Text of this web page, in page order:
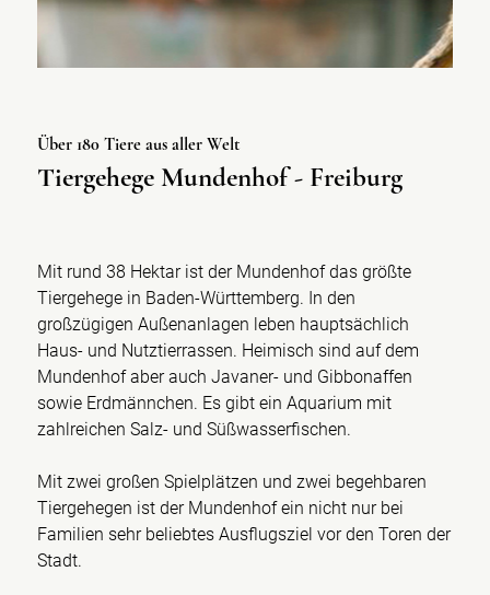
Über 180 Tiere aus aller Welt
Tiergehege Mundenhof - Freiburg
Mit rund 38 Hektar ist der Mundenhof das größte
Tiergehege in Baden-Württemberg. In den
großzügigen Außenanlagen leben hauptsächlich
Haus- und Nutztierrassen. Heimisch sind auf dem
Mundenhof aber auch Javaner- und Gibbonaffen
sowie Erdmännchen. Es gibt ein Aquarium mit
zahlreichen Salz- und Süßwasserfischen.
Mit zwei großen Spielplätzen und zwei begehbaren
Tiergehegen ist der Mundenhof ein nicht nur bei
Familien sehr beliebtes Ausflugsziel vor den Toren der
Stadt.